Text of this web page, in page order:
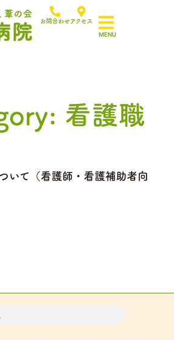
お問合わせアクセス
看護職
いて（看護師・看護補助者向